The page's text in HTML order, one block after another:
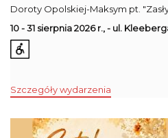
Doroty Opolskiej-Maksym pt.
10 - 31 sierpnia 2026 r., - ul.
Szczegóły wydarzenia